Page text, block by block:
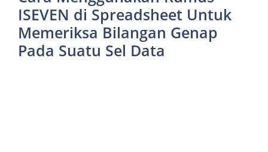
ISEVEN di Spreadsheet Untuk
Memeriksa Bilangan Genap
Pada Suatu Sel Data